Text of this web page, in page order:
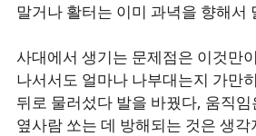
말거나 활터는 이미 과녁을 향해서
사대에서 생기는 문제점은 이것만
나서서도 얼마나 나부대는지 가만
뒤로 물러섰다 발을 바꿨다, 움직
옆사람 쏘는 데 방해되는 것은 생